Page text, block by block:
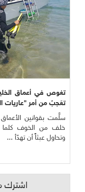
تغوص في أعماق
تعَجبُ من أمر "عاريات
سلَّمت بقوانين
خلف من الخوف كلما
وتحاول عبثاً أن تهدّأ ...
اشترك